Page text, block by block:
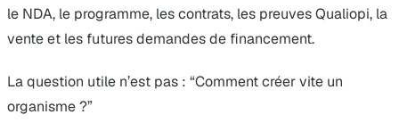
le NDA, le programme, les contrats, les preuves Qualiopi, la
vente et les futures demandes de financement.
La question utile n’est pas : “Comment créer vite un
organisme ?”